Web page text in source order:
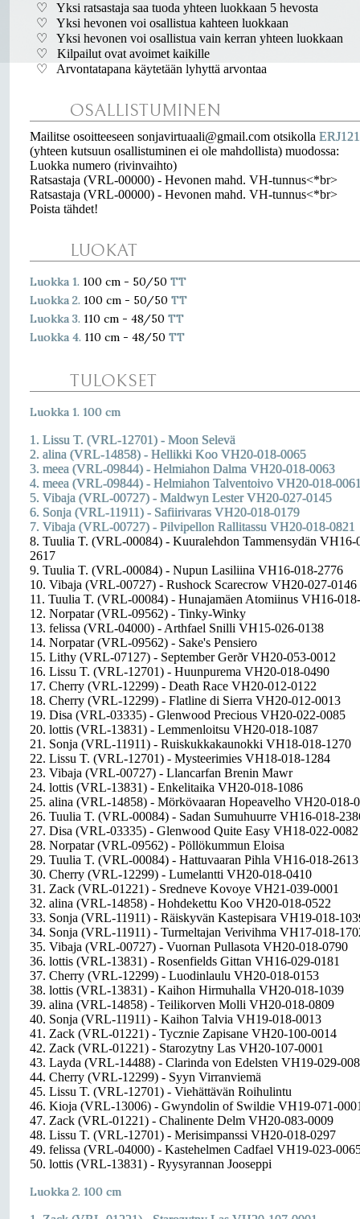
♡ Yksi ratsastaja saa tuoda yhteen luokkaan 5 hevosta
♡ Yksi hevonen voi osallistua kahteen luokkaan
♡ Yksi hevonen voi osallistua vain kerran yhteen luokkaan
♡ Kilpailut ovat avoimet kaikille
♡ Arvontatapana käytetään lyhyttä arvontaa
OSALLISTUMINEN
Mailitse osoitteeseen sonjavirtuaali@gmail.com otsikolla
(yhteen kutsuun osallistuminen ei ole mahdollista) muodossa:
Luokka numero (rivinvaihto)
Ratsastaja (VRL-00000) - Hevonen mahd. VH-tunnus<*br>
Ratsastaja (VRL-00000) - Hevonen mahd. VH-tunnus<*br>
Poista tähdet!
LUOKAT
Luokka 1. 100 cm - 50/50 TT
Luokka 2. 100 cm - 50/50 TT
Luokka 3. 110 cm - 48/50 TT
Luokka 4. 110 cm - 48/50 TT
TULOKSET
Luokka 1. 100 cm
1. Lissu T. (VRL-12701) - Moon Selevä
2. alina (VRL-14858) - Hellikki Koo VH20-018-0065
3. meea (VRL-09844) - Helmiahon Dalma VH20-018-0063
4. meea (VRL-09844) - Helmiahon Talventoivo VH20-018-
5. Vibaja (VRL-00727) - Maldwyn Lester VH20-027-0145
6. Sonja (VRL-11911) - Safiirivaras VH20-018-0179
7. Vibaja (VRL-00727) - Pilvipellon Rallitassu VH20-018-0821
8. Tuulia T. (VRL-00084) - Kuuralehdon Tammensydän VH16-
2617
9. Tuulia T. (VRL-00084) - Nupun Lasiliina VH16-018-2776
10. Vibaja (VRL-00727) - Rushock Scarecrow VH20-027-0146
11. Tuulia T. (VRL-00084) - Hunajamäen Atomiinus VH16-
12. Norpatar (VRL-09562) - Tinky-Winky
13. felissa (VRL-04000) - Arthfael Snilli VH15-026-0138
14. Norpatar (VRL-09562) - Sake's Pensiero
15. Lithy (VRL-07127) - September Gerðr VH20-053-0012
16. Lissu T. (VRL-12701) - Huunpurema VH20-018-0490
17. Cherry (VRL-12299) - Death Race VH20-012-0122
18. Cherry (VRL-12299) - Flatline di Sierra VH20-012-0013
19. Disa (VRL-03335) - Glenwood Precious VH20-022-0085
20. lottis (VRL-13831) - Lemmenloitsu VH20-018-1087
21. Sonja (VRL-11911) - Ruiskukkakaunokki VH18-018-1270
22. Lissu T. (VRL-12701) - Mysteerimies VH18-018-1284
23. Vibaja (VRL-00727) - Llancarfan Brenin Mawr
24. lottis (VRL-13831) - Enkelitaika VH20-018-1086
25. alina (VRL-14858) - Mörkövaaran Hopeavelho VH20-018-
26. Tuulia T. (VRL-00084) - Sadan Sumuhuurre VH16-018-
27. Disa (VRL-03335) - Glenwood Quite Easy VH18-022-0082
28. Norpatar (VRL-09562) - Pöllökummun Eloisa
29. Tuulia T. (VRL-00084) - Hattuvaaran Pihla VH16-018-2613
30. Cherry (VRL-12299) - Lumelantti VH20-018-0410
31. Zack (VRL-01221) - Sredneve Kovoye VH21-039-0001
32. alina (VRL-14858) - Hohdekettu Koo VH20-018-0522
33. Sonja (VRL-11911) - Räiskyvän Kastepisara VH19-018-
34. Sonja (VRL-11911) - Turmeltajan Verivihma VH17-018-
35. Vibaja (VRL-00727) - Vuornan Pullasota VH20-018-0790
36. lottis (VRL-13831) - Rosenfields Gittan VH16-029-0181
37. Cherry (VRL-12299) - Luodinlaulu VH20-018-0153
38. lottis (VRL-13831) - Kaihon Hirmuhalla VH20-018-1039
39. alina (VRL-14858) - Teilikorven Molli VH20-018-0809
40. Sonja (VRL-11911) - Kaihon Talvia VH19-018-0013
41. Zack (VRL-01221) - Tycznie Zapisane VH20-100-0014
42. Zack (VRL-01221) - Starozytny Las VH20-107-0001
43. Layda (VRL-14488) - Clarinda von Edelsten VH19-029-
44. Cherry (VRL-12299) - Syyn Virranviemä
45. Lissu T. (VRL-12701) - Viehättävän Roihulintu
46. Kioja (VRL-13006) - Gwyndolin of Swildie VH19-071-
47. Zack (VRL-01221) - Chalinente Delm VH20-083-0009
48. Lissu T. (VRL-12701) - Merisimpanssi VH20-018-0297
49. felissa (VRL-04000) - Kastehelmen Cadfael VH19-023-
50. lottis (VRL-13831) - Ryysyrannan Jooseppi
Luokka 2. 100 cm